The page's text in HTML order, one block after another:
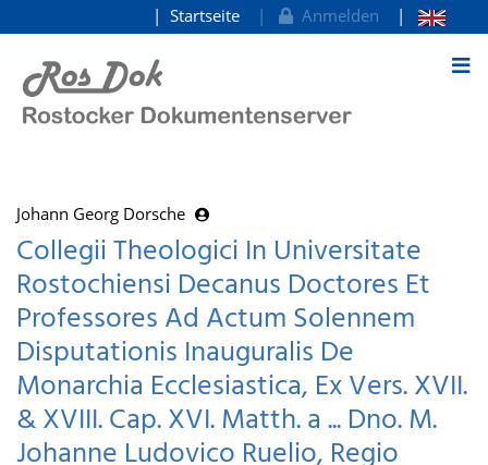
zum Inhalt
Startseite Anmelden
Johann Georg Dorsche
Collegii Theologici In Universitate
Rostochiensi Decanus Doctores Et
Professores Ad Actum Solennem
Disputationis Inauguralis De
Monarchia Ecclesiastica, Ex Vers. XVII.
& XVIII. Cap. XVI. Matth. a ... Dno. M.
Johanne Ludovico Ruelio, Regio